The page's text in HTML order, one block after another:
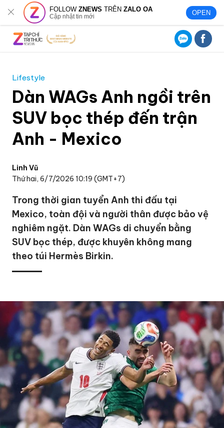
FOLLOWZNEWS TRÊNZALO OA
Cập nhật tin mới OPEN
Lifestyle
Dàn WAGs Anh ngồi trên
SUV bọc thép đến trận
Anh - Mexico
Linh Vũ
Thứ hai, 6/7/2026 10:19 (GMT+7)
Trong thời gian tuyển Anh thi đấu tại
Mexico, toàn đội và người thân được bảo vệ
nghiêm ngặt. Dàn WAGs di chuyển bằng
SUV bọc thép, được khuyên không mang
theo túi Hermès Birkin.